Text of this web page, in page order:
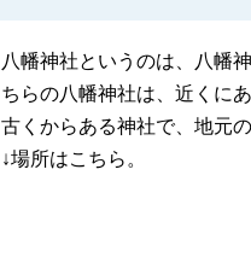
八幡神社というのは、八幡
ちらの八幡神社は、近くに
古くからある神社で、地元
↓場所はこちら。